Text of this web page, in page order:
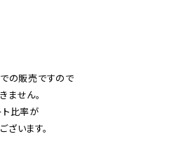
の販売ですので
ません。
ト比率が
います。